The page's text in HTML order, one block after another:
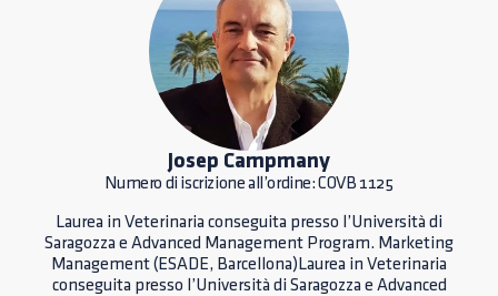
Josep Campmany
Numero di iscrizione all’ordine: COVB 1125
Laurea in Veterinaria conseguita presso l’Università di
Saragozza e Advanced Management Program. Marketing
Management (ESADE, Barcellona)Laurea in Veterinaria
conseguita presso l’Università di Saragozza e Advanced